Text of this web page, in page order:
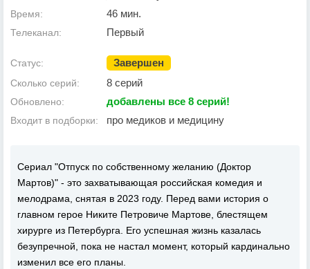
Время: 46 мин.
Телеканал: Первый
Статус: Завершен
Сколько серий: 8 серий
Обновлено: добавлены все 8 серий!
Входит в подборки: про медиков и медицину
Сериал "Отпуск по собственному желанию (Доктор
Мартов)" - это захватывающая российская комедия и
мелодрама, снятая в 2023 году. Перед вами история о
главном герое Никите Петровиче Мартове, блестящем
хирурге из Петербурга. Его успешная жизнь казалась
безупречной, пока не настал момент, который кардинально
изменил все его планы.